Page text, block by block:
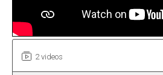
2 videos